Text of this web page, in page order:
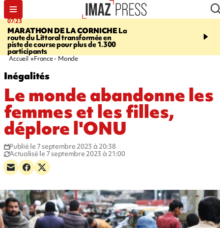
07:23
MARATHON DE LA CORNICHELa
route du Littoral transformée en
piste de course pour plus de 1.300
participants
08:37
braderie de l'océan
Accueil France - Monde
Inégalités
Le monde abandonne les
femmes et les filles,
déplore l'ONU
Publié le 7 septembre 2023 à 20:38
Actualisé le 7 septembre 2023 à 21:00